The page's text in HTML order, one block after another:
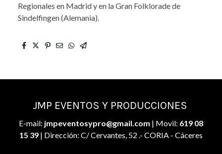
Regionales en Madrid y en la Gran Folklorade de
Sindelfingen (Alemania).
JMP EVENTOS Y PRODUCCIONES
E-mail: jmpeventosypro@gmail.com | Movil: 619 08
15 39 | Dirección: C/ Cervantes, 52 .- CORIA - Cáceres